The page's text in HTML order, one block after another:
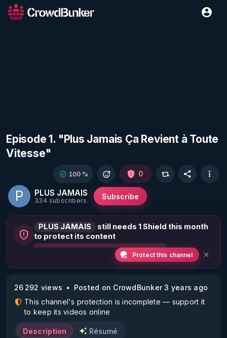
Episode 1. "Plus Jamais Ça Revient à Toute
Vitesse"
P PLUS JAMAIS
334 subscribers Subscribe
100 % 0
PLUS JAMAIS
still needs 1 Shield this month
to protect its content
Protect this channel
26 292 views
Posted on CrowdBunker 3 years ago
This channel's protection is incomplete — support it
to keep its videos online
Description Résumé